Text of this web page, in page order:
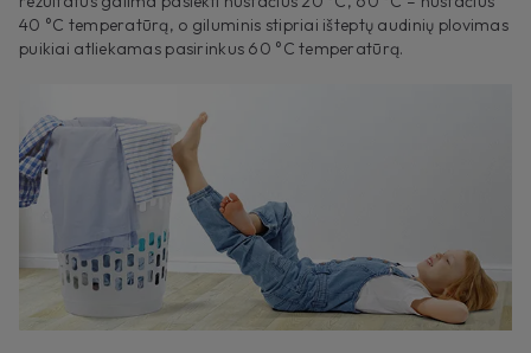
40 °C temperatūrą, o giluminis stipriai išteptų audinių plovimas
puikiai atliekamas pasirinkus 60 °C temperatūrą.